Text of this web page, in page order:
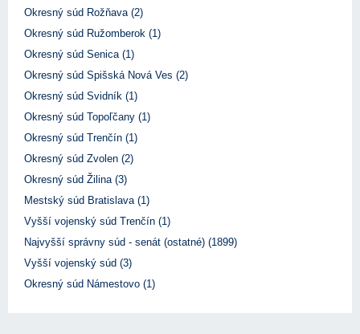
Okresný súd Rožňava (2)
Okresný súd Ružomberok (1)
Okresný súd Senica (1)
Okresný súd Spišská Nová Ves (2)
Okresný súd Svidník (1)
Okresný súd Topoľčany (1)
Okresný súd Trenčín (1)
Okresný súd Zvolen (2)
Okresný súd Žilina (3)
Mestský súd Bratislava (1)
Vyšší vojenský súd Trenčín (1)
Najvyšší správny súd - senát (ostatné) (1899)
Vyšší vojenský súd (3)
Okresný súd Námestovo (1)